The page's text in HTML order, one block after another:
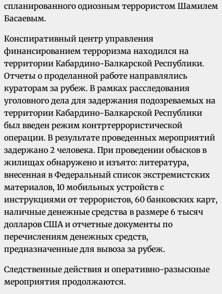
спланированного одиозным террористом Шамилем
Басаевым.
Конспиративный центр управления
финансированием терроризма находился на
территории Кабардино-Балкарской Республики.
Отчеты о проделанной работе направлялись
кураторам за рубеж. В рамках расследования
уголовного дела для задержания подозреваемых на
территории Кабардино-Балкарской Республики
был введен режим контртеррористической
операции. В результате проведенных мероприятий
задержано 2 человека. При проведении обысков в
жилищах обнаружено и изъято: литература,
внесенная в Федеральный список экстремистских
материалов, 10 мобильных устройств с
инструкциями от террористов, 60 банковских карт,
наличные денежные средства в размере 6 тысяч
долларов США и отчетные документы по
перечислениям денежных средств,
предназначенные для вывоза за рубеж.
Следственные действия и оперативно-разыскные
мероприятия продолжаются.